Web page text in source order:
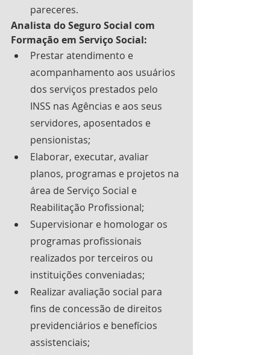
pareceres.
Analista do Seguro Social com
Formação em Serviço Social:
Prestar atendimento e
acompanhamento aos usuários
dos serviços prestados pelo
INSS nas Agências e aos seus
servidores, aposentados e
pensionistas;
Elaborar, executar, avaliar
planos, programas e projetos na
área de Serviço Social e
Reabilitação Profissional;
Supervisionar e homologar os
programas profissionais
realizados por terceiros ou
instituições conveniadas;
Realizar avaliação social para
fins de concessão de direitos
previdenciários e benefícios
assistenciais;